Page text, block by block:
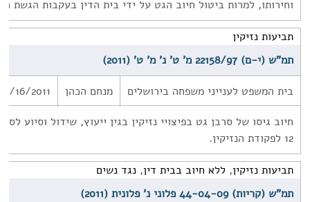
וחירותו, למרות ביטול חיוב הגט על ידי בית הדין בעקבות הגשת
תביעות נזיקין
תמ"ש (י-ם) 22158/97 מ' ט' נ' מ' ט' (2011)
בית המשפט לענייני משפחה בירושלים מנחם הכהן
16/2011
חיוב גיסו של סרבן גט בפיצויי נזיקין בגין ייעוץ, שידול וסיוע
12 לפקודת הנזיקין.
תביעות נזיקין, ללא חיוב בבית דין,נגד נשים
תמ"ש (קריות) 44-04-09 פלוני נ' פלונית (2011)